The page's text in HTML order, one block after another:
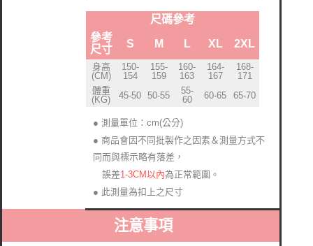
尺碼參考
參考
尺寸
S M L XL 2XL
身高
(CM)
150-
154
155-
159
160-
163
164-
167
168-
171
體重
(KG)
45-50 50-55
55-
60
60-65 65-70
● 測量單位：cm(公分)
● 商品會因不同批製作之因素＆測量方式不
同而與標示略有落差 ，
誤差1-3CM以內為正常範圍。
● 此測量為扣上之尺寸
注意事項